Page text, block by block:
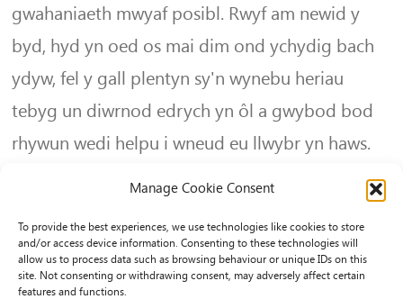
Manage Cookie Consent
To provide the best experiences, we use technologies like cookies to store
and/or access device information. Consenting to these technologies will
allow us to process data such as browsing behaviour or unique IDs on this
site. Not consenting or withdrawing consent, may adversely affect certain
features and functions.
gwahaniaeth mwyaf posibl. Rwyf am newid y
byd, hyd yn oed os mai dim ond ychydig bach
ydyw, fel y gall plentyn sy'n wynebu heriau
tebyg un diwrnod edrych yn ôl a gwybod bod
rhywun wedi helpu i wneud eu llwybr yn haws.
byd yn fwy disglair i bawb.